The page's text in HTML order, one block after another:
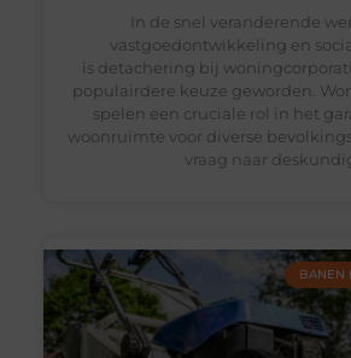
In de snel veranderende
vastgoedontwikkeling en
is detachering bij
populairdere keuze geworden.
spelen een cruciale rol in het
woonruimte voor diverse
vraag naar
BANEN